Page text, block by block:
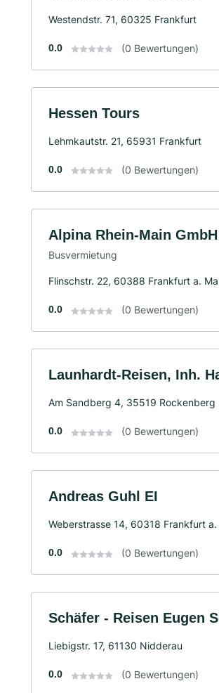
Westendstr. 71, 60325 Frankfurt
0.0 (0 Bewertungen)
Hessen Tours
Lehmkautstr. 21, 65931 Frankfurt
0.0 (0 Bewertungen)
Alpina Rhein-Main
Busvermietung
Flinschstr. 22, 60388 Frankfurt a.
0.0 (0 Bewertungen)
Launhardt-Reisen, Inh.
Am Sandberg 4, 35519 Rockenberg
0.0 (0 Bewertungen)
Andreas Guhl EI
Weberstrasse 14, 60318 Frankfurt a.
0.0 (0 Bewertungen)
Schäfer - Reisen Eugen
Liebigstr. 17, 61130 Nidderau
0.0 (0 Bewertungen)